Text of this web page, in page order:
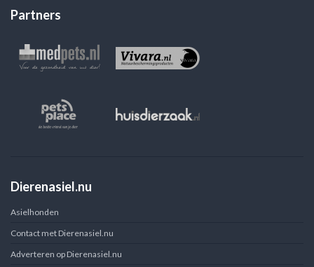
Partners
Dierenasiel.nu
Asielhonden
Contact met Dierenasiel.nu
Adverteren op Dierenasiel.nu